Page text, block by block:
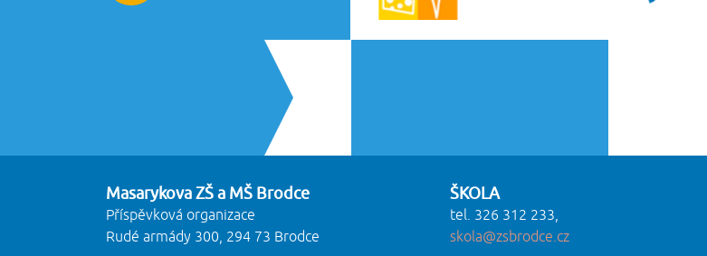
Masarykova ZŠ a MŠ Brodce
Příspěvková organizace
Rudé armády 300, 294 73 Brodce
ŠKOLA
tel. 326 312 233,
skola@zsbrodce.cz